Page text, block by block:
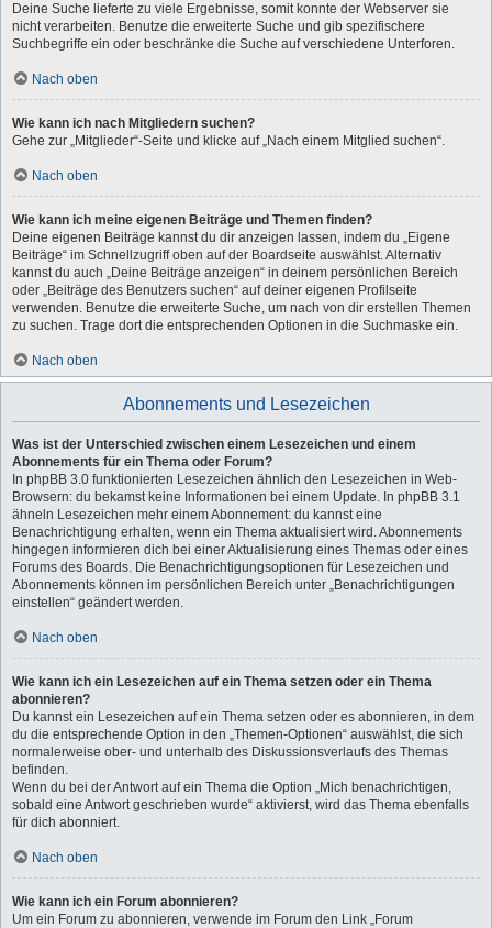
Deine Suche lieferte zu viele Ergebnisse, somit konnte der Webserver sie
nicht verarbeiten. Benutze die erweiterte Suche und gib spezifischere
Suchbegriffe ein oder beschränke die Suche auf verschiedene Unterforen.
Nach oben
Wie kann ich nach Mitgliedern suchen?
Gehe zur „Mitglieder“-Seite und klicke auf „Nach einem Mitglied suchen“.
Nach oben
Wie kann ich meine eigenen Beiträge und Themen finden?
Deine eigenen Beiträge kannst du dir anzeigen lassen, indem du „Eigene
Beiträge“ im Schnellzugriff oben auf der Boardseite auswählst. Alternativ
kannst du auch „Deine Beiträge anzeigen“ in deinem persönlichen Bereich
oder „Beiträge des Benutzers suchen“ auf deiner eigenen Profilseite
verwenden. Benutze die erweiterte Suche, um nach von dir erstellen Themen
zu suchen. Trage dort die entsprechenden Optionen in die Suchmaske ein.
Nach oben
Abonnements und Lesezeichen
Was ist der Unterschied zwischen einem Lesezeichen und einem
Abonnements für ein Thema oder Forum?
In phpBB 3.0 funktionierten Lesezeichen ähnlich den Lesezeichen in Web-
Browsern: du bekamst keine Informationen bei einem Update. In phpBB 3.1
ähneln Lesezeichen mehr einem Abonnement: du kannst eine
Benachrichtigung erhalten, wenn ein Thema aktualisiert wird. Abonnements
hingegen informieren dich bei einer Aktualisierung eines Themas oder eines
Forums des Boards. Die Benachrichtigungsoptionen für Lesezeichen und
Abonnements können im persönlichen Bereich unter „Benachrichtigungen
einstellen“ geändert werden.
Nach oben
Wie kann ich ein Lesezeichen auf ein Thema setzen oder ein Thema
abonnieren?
Du kannst ein Lesezeichen auf ein Thema setzen oder es abonnieren, in dem
du die entsprechende Option in den „Themen-Optionen“ auswählst, die sich
normalerweise ober- und unterhalb des Diskussionsverlaufs des Themas
befinden.
Wenn du bei der Antwort auf ein Thema die Option „Mich benachrichtigen,
sobald eine Antwort geschrieben wurde“ aktivierst, wird das Thema ebenfalls
für dich abonniert.
Nach oben
Wie kann ich ein Forum abonnieren?
Um ein Forum zu abonnieren, verwende im Forum den Link „Forum